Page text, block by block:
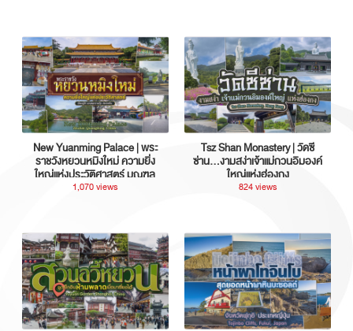
New Yuanming Palace | พระ
ราชวังหยวนหมิงใหม่ ความยิ่ง
ใหญ่แห่งประวัติศาสตร์ มณฑล
กวางตุ้ง ประเทศจีน
1,070 views
Tsz Shan Monastery | วัดซี
ซ่าน…งามสง่าเจ้าแม่กวนอิมองค์
ใหญ่แห่งฮ่องกง
824 views